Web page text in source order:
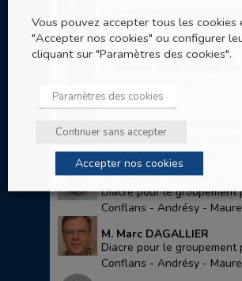
Vicaire du groupement
Andrésy-Maurecourt
Andrésy - Maurecourt
Au service du groupement
Conflans-Andrésy-
M. Bernard COLIGNON
Diacre pour le groupement
Conflans - Andrésy -
M. Marc DAGALLIER
Diacre pour le groupement
Conflans - Andrésy -
Vous pouvez accepter tous les cookies
"Accepter nos cookies" ou configurer
cliquant sur "Paramètres des cookies".
Paramètres des cookies
Continuer sans accepter
Accepter nos cookies